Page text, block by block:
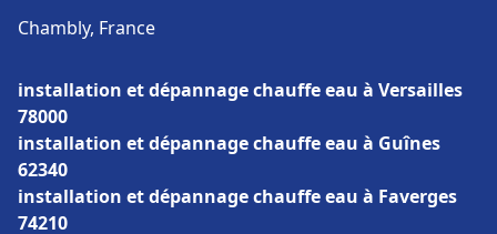
Chambly, France
installation et dépannage chauffe eau à Versailles
78000
installation et dépannage chauffe eau à Guînes
62340
installation et dépannage chauffe eau à Faverges
74210